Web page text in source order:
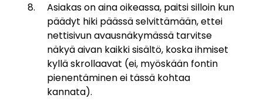
Asiakas on aina oikeassa, paitsi silloin kun
päädyt hiki päässä selvittämään, ettei
nettisivun avausnäkymässä tarvitse
näkyä aivan kaikki sisältö, koska ihmiset
kyllä skrollaavat (ei, myöskään fontin
pienentäminen ei tässä kohtaa
kannata).